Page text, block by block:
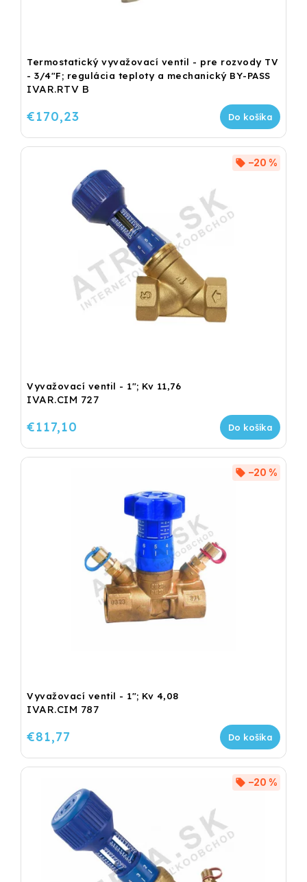
Termostatický vyvažovací ventil - pre rozvody TV
- 3/4"F; regulácia teploty a mechanický BY-PASS
IVAR.RTV B
€170,23 Do košíka
Vyvažovací ventil - 1"; Kv 11,76
IVAR.CIM 727
–20 %
€117,10 Do košíka
Vyvažovací ventil - 1"; Kv 4,08
IVAR.CIM 787
–20 %
€81,77 Do košíka
–20 %